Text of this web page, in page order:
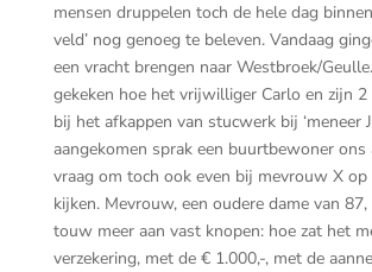
mensen druppelen toch de hele dag
veld’ nog genoeg te beleven. Vandaag
een vracht brengen naar Westbroek/
gekeken hoe het vrijwilliger Carlo en zijn
bij het afkappen van stucwerk bij ‘meneer
aangekomen sprak een buurtbewoner ons
vraag om toch ook even bij mevrouw X
kijken. Mevrouw, een oudere dame van
touw meer aan vast knopen: hoe zat het
verzekering, met de € 1.000,-, met de